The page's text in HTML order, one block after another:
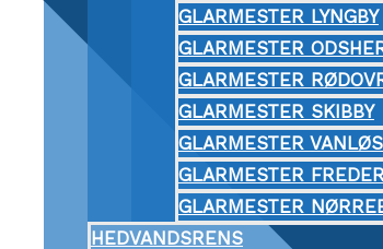
GLARMESTER LYNGBY
GLARMESTER
GLARMESTER
GLARMESTER SKIBBY
GLARMESTER
GLARMESTER
GLARMESTER
HEDVANDSRENS